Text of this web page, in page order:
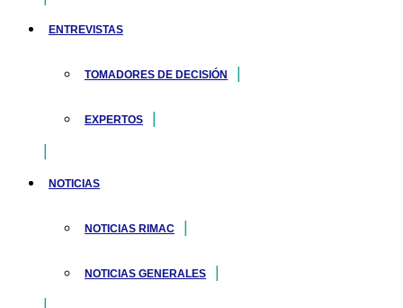
ENTREVISTAS
TOMADORES DE DECISIÓN
EXPERTOS
NOTICIAS
NOTICIAS RIMAC
NOTICIAS GENERALES